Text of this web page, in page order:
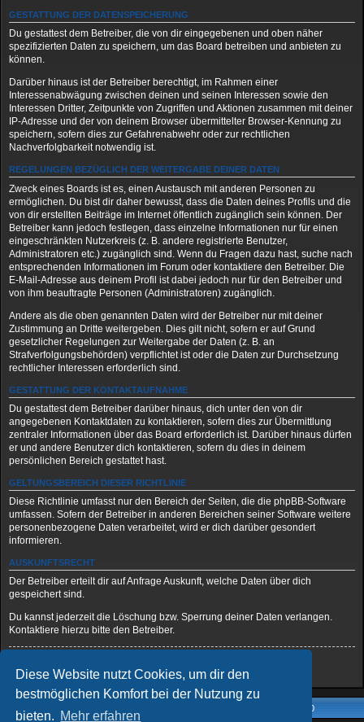
Diese Website nutzt Cookies, um dir den
bestmöglichen Komfort bei der Nutzung zu
bieten. Mehr erfahren
GESTATTUNG DER DATENSPEICHERUNG
Du gestattest dem Betreiber, die von dir eingegebenen und oben näher
spezifizierten Daten zu speichern, um das Board betreiben und anbieten zu
können.
Darüber hinaus ist der Betreiber berechtigt, im Rahmen einer
Interessenabwägung zwischen deinen und seinen Interessen sowie den
Interessen Dritter, Zeitpunkte von Zugriffen und Aktionen zusammen mit deiner
IP-Adresse und der von deinem Browser übermittelter Browser-Kennung zu
speichern, sofern dies zur Gefahrenabwehr oder zur rechtlichen
Nachverfolgbarkeit notwendig ist.
REGELUNGEN BEZÜGLICH DER WEITERGABE DEINER DATEN
Zweck eines Boards ist es, einen Austausch mit anderen Personen zu
ermöglichen. Du bist dir daher bewusst, dass die Daten deines Profils und die
von dir erstellten Beiträge im Internet öffentlich zugänglich sein können. Der
Betreiber kann jedoch festlegen, dass einzelne Informationen nur für einen
eingeschränkten Nutzerkreis (z. B. andere registrierte Benutzer,
Administratoren etc.) zugänglich sind. Wenn du Fragen dazu hast, suche nach
entsprechenden Informationen im Forum oder kontaktiere den Betreiber. Die
E-Mail-Adresse aus deinem Profil ist dabei jedoch nur für den Betreiber und
von ihm beauftragte Personen (Administratoren) zugänglich.
Andere als die oben genannten Daten wird der Betreiber nur mit deiner
Zustimmung an Dritte weitergeben. Dies gilt nicht, sofern er auf Grund
gesetzlicher Regelungen zur Weitergabe der Daten (z. B. an
Strafverfolgungsbehörden) verpflichtet ist oder die Daten zur Durchsetzung
rechtlicher Interessen erforderlich sind.
GESTATTUNG DER KONTAKTAUFNAHME
Du gestattest dem Betreiber darüber hinaus, dich unter den von dir
angegebenen Kontaktdaten zu kontaktieren, sofern dies zur Übermittlung
zentraler Informationen über das Board erforderlich ist. Darüber hinaus dürfen
er und andere Benutzer dich kontaktieren, sofern du dies in deinem
persönlichen Bereich gestattet hast.
GELTUNGSBEREICH DIESER RICHTLINIE
Diese Richtlinie umfasst nur den Bereich der Seiten, die die phpBB-Software
umfassen. Sofern der Betreiber in anderen Bereichen seiner Software weitere
personenbezogene Daten verarbeitet, wird er dich darüber gesondert
informieren.
AUSKUNFTSRECHT
Der Betreiber erteilt dir auf Anfrage Auskunft, welche Daten über dich
gespeichert sind.
Du kannst jederzeit die Löschung bzw. Sperrung deiner Daten verlangen.
Kontaktiere hierzu bitte den Betreiber.
Foren-Übersicht UTC+02:00